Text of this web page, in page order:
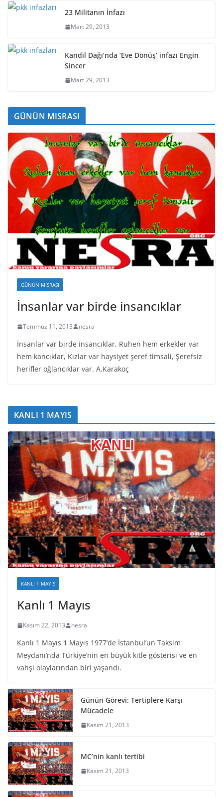
23 Militanın İnfazı
Mart 29, 2013
Kandil Dağı’nda ‘Eve Dönüş’ infazı Engin
Sincer
Mart 29, 2013
GÜNÜN MISRASI
GÜNÜN MISRASI
İnsanlar var birde insancıklar
Temmuz 11, 2013 nesra
İnsanlar var birde insancıklar, Ruhen hem erkekler var
hem kancıklar, Kızlar var haysiyet şeref timsali, Şerefsiz
herifler oğlancıklar var. A.Karakoç
KANLI 1 MAYIS
KANLI 1 MAYIS
Kanlı 1 Mayıs
Kasım 22, 2013 nesra
Kanlı 1 Mayıs 1 Mayıs 1977’de İstanbul’un Taksim
Meydanı’nda Türkiye’nin en büyük kitle gösterisi ve en
vahşi olaylarından biri yaşandı.
Günün Görevi: Tertiplere Karşı
Mücadele
Kasım 21, 2013
MC’nin kanlı tertibi
Kasım 21, 2013